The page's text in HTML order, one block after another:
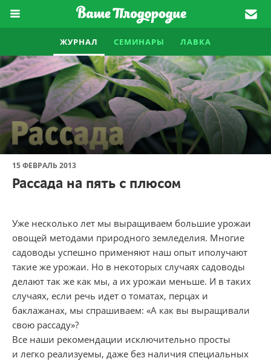
ЖУРНАЛ СЕМИНАРЫ ЛАВКА
15 ФЕВРАЛЬ 2013
Рассада на пять с плюсом
Уже несколько лет мы выращиваем большие урожаи
овощей методами природного земледелия. Многие
садоводы успешно применяют наш опыт иполучают
такие же урожаи. Но в некоторых случаях садоводы
делают так же как мы, а их урожаи меньше. И в таких
случаях, если речь идет о томатах, перцах и
баклажанах, мы спрашиваем: «А как вы выращивали
свою рассаду»?
Все наши рекомендации исключительно просты
и легко реализуемы, даже без наличия специальных